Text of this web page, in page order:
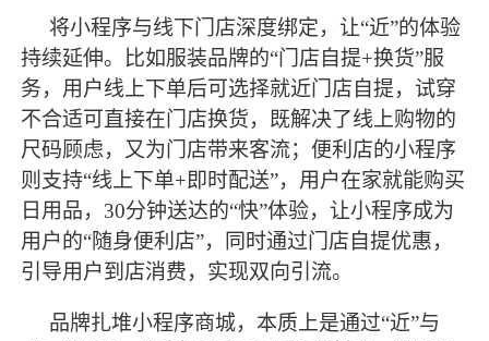
将小程序与线下门店深度绑定，让“近”的体验
持续延伸。比如服装品牌的“门店自提+换货”服
务，用户线上下单后可选择就近门店自提，试穿
不合适可直接在门店换货，既解决了线上购物的
尺码顾虑，又为门店带来客流；便利店的小程序
则支持“线上下单+即时配送”，用户在家就能购买
日用品，30分钟送达的“快”体验，让小程序成为
用户的“随身便利店”，同时通过门店自提优惠，
引导用户到店消费，实现双向引流。
品牌扎堆小程序商城，本质上是通过“近”与